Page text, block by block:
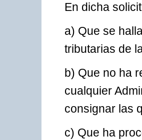
En dicha
a) Que se
tributarias de
b) Que no ha
cualquier
consignar las
c) Que ha